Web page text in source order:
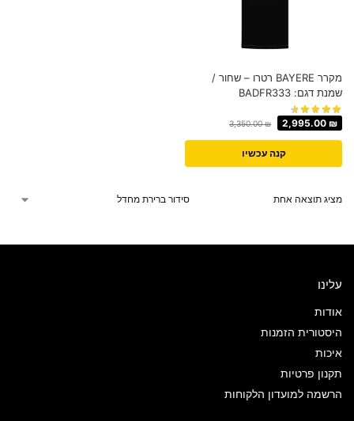
מקרר BAYERE רטרו – שחור /
שמנת דגם: BADFR333
3,350.00₪ 2,995.00 ₪
קנה עכשיו
מציג תוצאה אחת
עלינו
אודות
היסטורית הזמנות
איכות
תקנון פרטיות
הרשמה למועדון הלקוחות